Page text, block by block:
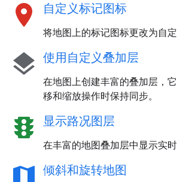
location_on 自定义标记图标
将地图上的标记图标更改为自定
layers 使用自定义叠加层
在地图上创建丰富的叠加层，
移和缩放操作时保持同步。
traffic 显示路况图层
在丰富的地图叠加层中显示实时
倾斜和旋转地图